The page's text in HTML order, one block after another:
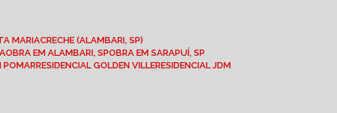
MARIA CRECHE (ALAMBARI, SP)
OBRA EM ALAMBARI, SP
OBRA EM SARAPUÍ, SP
POMAR RESIDENCIAL GOLDEN VILLE RESIDENCIAL JDM